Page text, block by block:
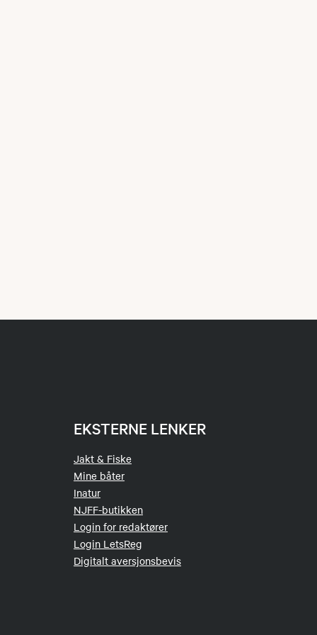
EKSTERNE LENKER
Jakt & Fiske
Mine båter
Inatur
NJFF-butikken
Login for redaktører
Login LetsReg
Digitalt aversjonsbevis